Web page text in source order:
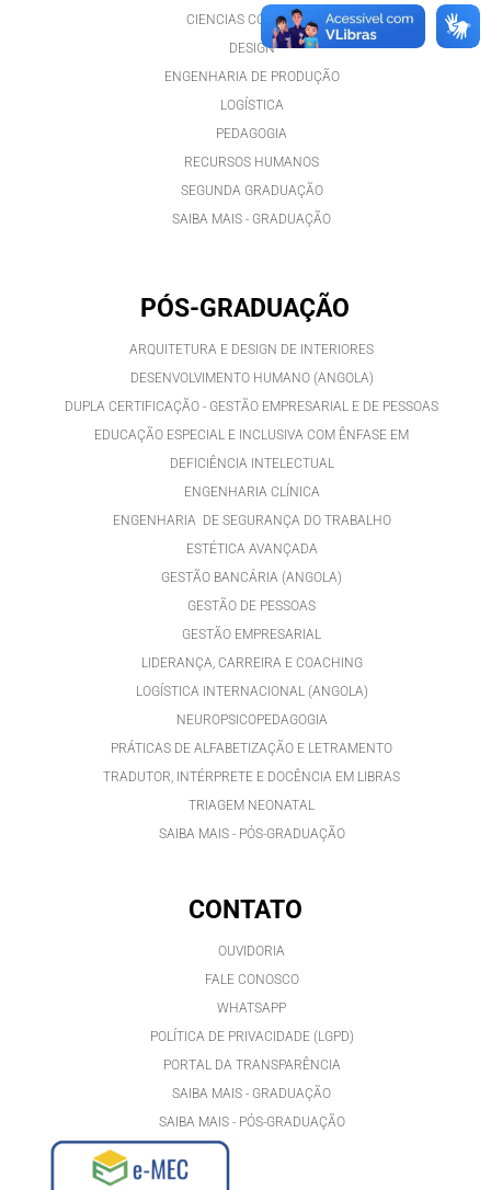
CIENCIAS CONTÁBEIS
DESIGN
ENGENHARIA DE PRODUÇÃO
LOGÍSTICA
PEDAGOGIA
RECURSOS HUMANOS
SEGUNDA GRADUAÇÃO
SAIBA MAIS - GRADUAÇÃO
PÓS-GRADUAÇÃO
ARQUITETURA E DESIGN DE INTERIORES
DESENVOLVIMENTO HUMANO (ANGOLA)
DUPLA CERTIFICAÇÃO - GESTÃO EMPRESARIAL E DE PESSOAS
EDUCAÇÃO ESPECIAL E INCLUSIVA COM ÊNFASE EM
DEFICIÊNCIA INTELECTUAL
ENGENHARIA CLÍNICA
ENGENHARIA DE SEGURANÇA DO TRABALHO
ESTÉTICA AVANÇADA
GESTÃO BANCÁRIA (ANGOLA)
GESTÃO DE PESSOAS
GESTÃO EMPRESARIAL
LIDERANÇA, CARREIRA E COACHING
LOGÍSTICA INTERNACIONAL (ANGOLA)
NEUROPSICOPEDAGOGIA
PRÁTICAS DE ALFABETIZAÇÃO E LETRAMENTO
TRADUTOR, INTÉRPRETE E DOCÊNCIA EM LIBRAS
TRIAGEM NEONATAL
SAIBA MAIS - PÓS-GRADUAÇÃO
CONTATO
OUVIDORIA
FALE CONOSCO
WHATSAPP
POLÍTICA DE PRIVACIDADE (LGPD)
PORTAL DA TRANSPARÊNCIA
SAIBA MAIS - GRADUAÇÃO
SAIBA MAIS - PÓS-GRADUAÇÃO